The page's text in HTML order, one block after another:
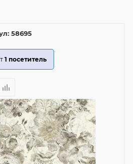
58695
1 посетитель